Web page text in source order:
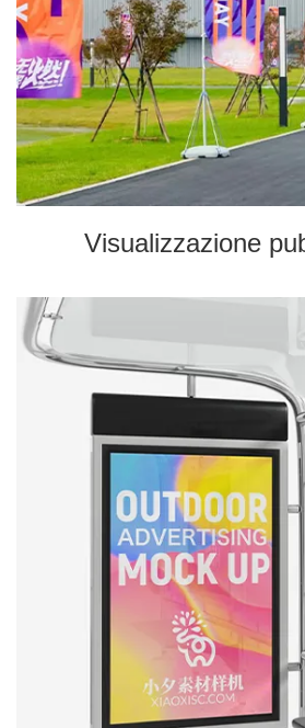
Visualizzazione